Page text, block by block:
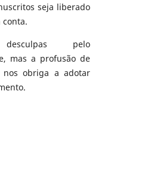
seja liberado
conta.
pelo
mas a profusão de
nos obriga a adotar